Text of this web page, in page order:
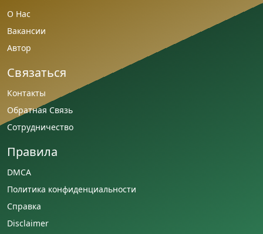
О Нас
Вакансии
Автор
Связаться
Контакты
Обратная Связь
Сотрудничество
Правила
DMCA
Политика конфиденциальности
Справка
Disclaimer